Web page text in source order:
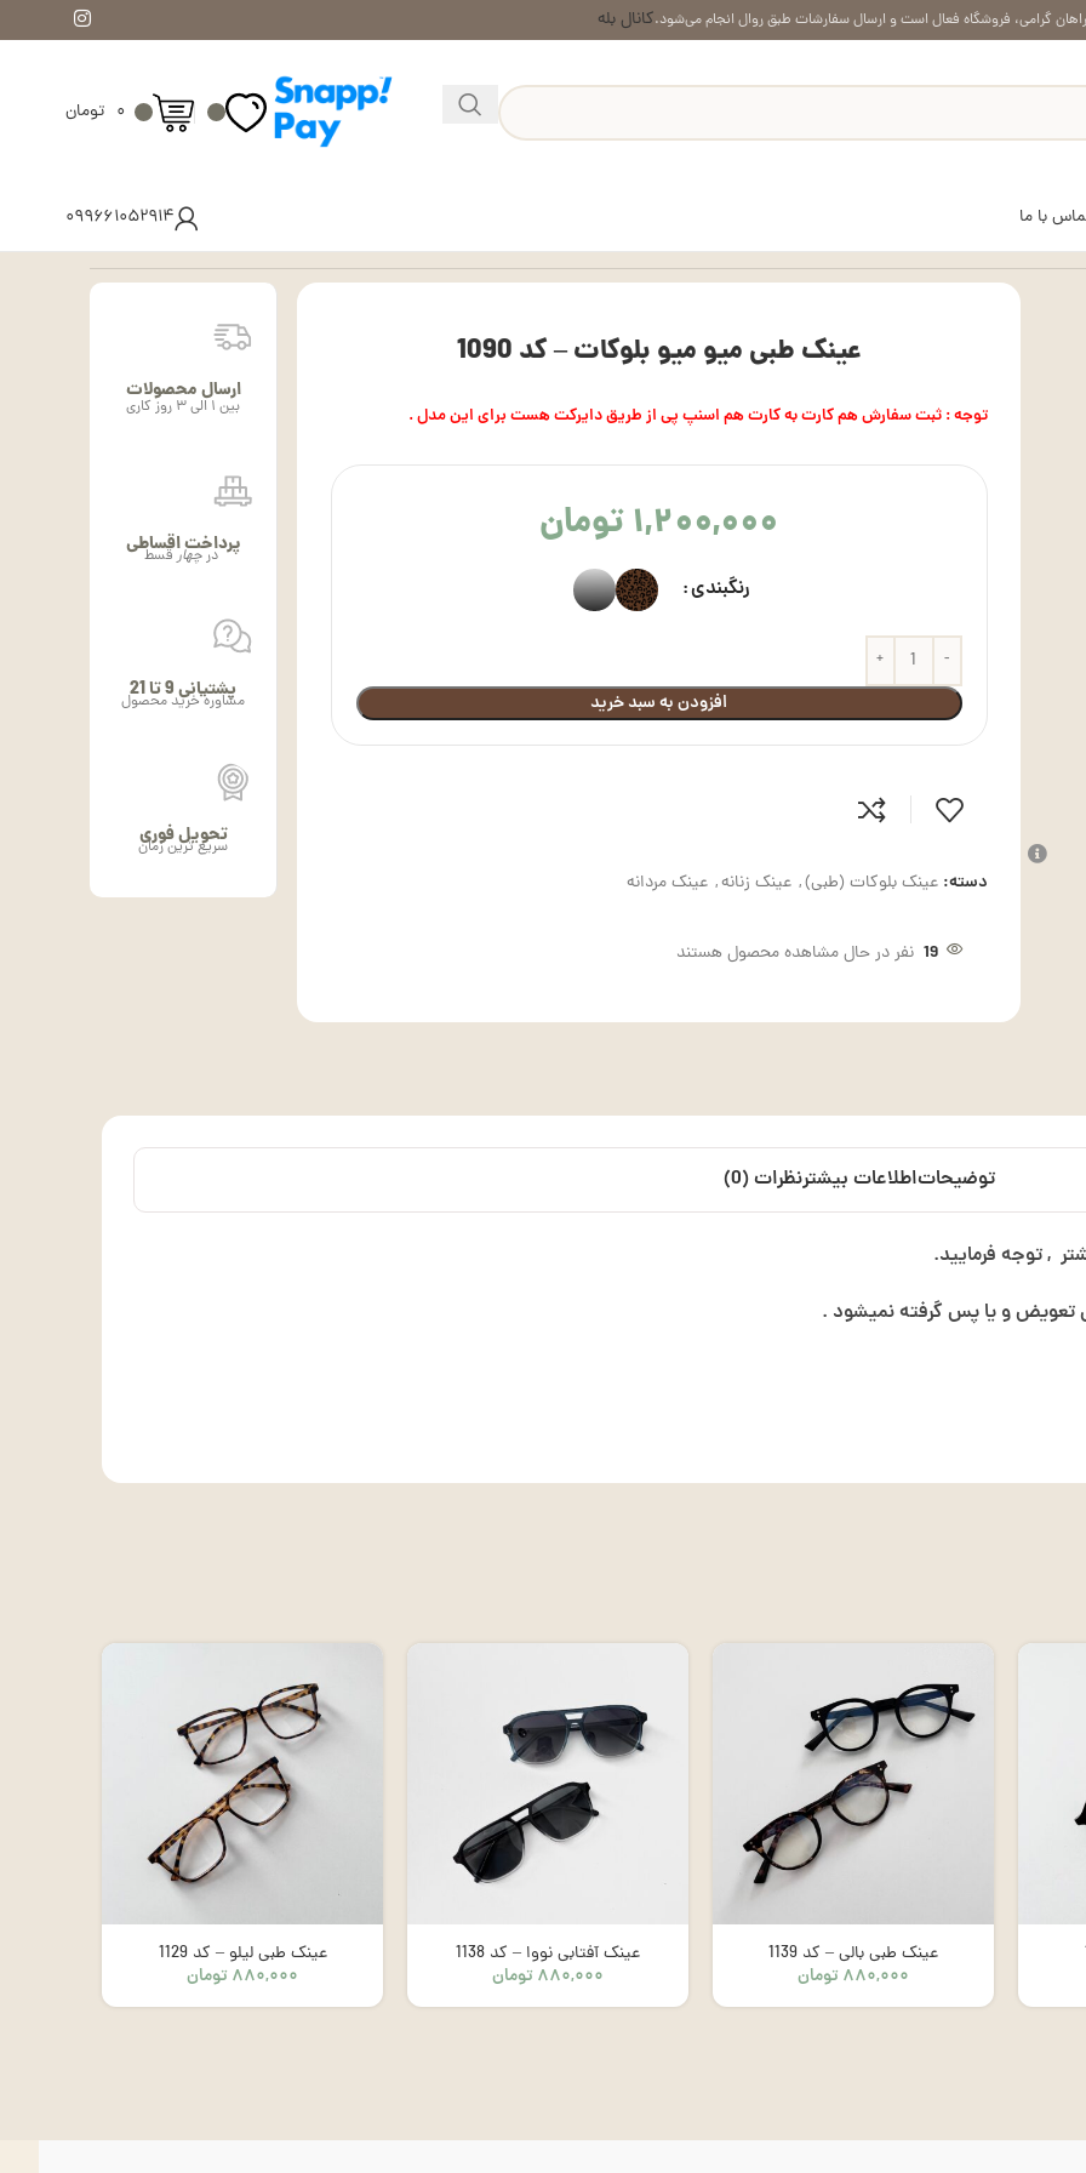
گرامی، فروشگاه فعال است و ارسال سفارشات طبق روال انجام می‌شود.کانال بله
۰ تومان
با ما
۰۹۹۶۶۱۰۵۲۹۱۴
عینک طبی میو میو بلوکات – کد 1090
توجه : ثبت سفارش هم کارت به کارت هم اسنپ پی از طریق دایرکت هست برای این مدل .
۱,۲۰۰,۰۰۰ تومان
رنگبندی
افزودن به سبد خرید
دسته: عینک بلوکات (طبی), عینک زنانه, عینک مردانه
19 نفر در حال مشاهده محصول هستند
ارسال محصولات
بین ۱ الی ۳ روز کاری
پرداخت اقساطی
درچهارقسط
پشتیانی 9 تا 21
مشاوره خرید محصول
تحویل فوری
سریع ترین زمان
توضیحاتاطلاعات بیشترنظرات (0)
, توجه فرمایید.
و یا پس گرفته نمیشود .
عینک طبی بالی – کد 1139
۸۸۰,۰۰۰ تومان
عینک آفتابی نووا – کد 1138
۸۸۰,۰۰۰ تومان
عینک طبی لیلو – کد 1129
۸۸۰,۰۰۰ تومان